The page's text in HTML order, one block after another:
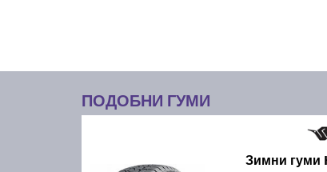
ПОДОБНИ ГУМИ
Зимни гуми